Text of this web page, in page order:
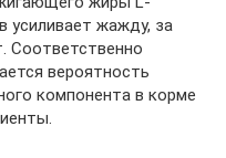
усиливает жажду, за
Соответственно
вероятность
компонента в корме